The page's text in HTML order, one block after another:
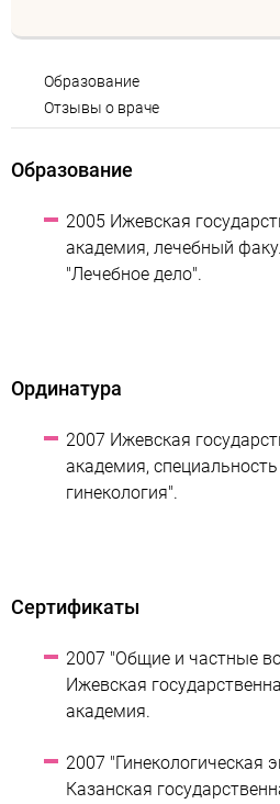
Образование
Отзывы о враче
Образование
2005 Ижевская
академия, лечебный
"Лечебное дело".
Ординатура
2007 Ижевская
академия,
гинекология".
Сертификаты
2007 "Общие и частные
Ижевская
академия.
2007 "Гинекологическая
Казанская